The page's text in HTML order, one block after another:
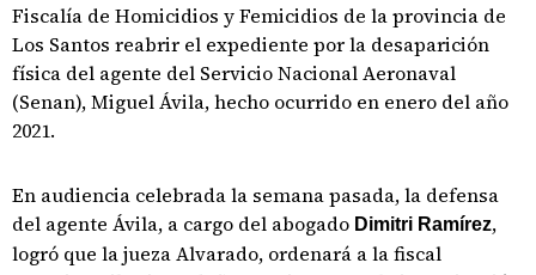
Fiscalía de Homicidios y Femicidios de la provincia de
Los Santos reabrir el expediente por la desaparición
física del agente del Servicio Nacional Aeronaval
(Senan), Miguel Ávila, hecho ocurrido en enero del año
2021.
En audiencia celebrada la semana pasada, la defensa
del agente Ávila, a cargo del abogado Dimitri Ramírez,
logró que la jueza Alvarado, ordenará a la fiscal